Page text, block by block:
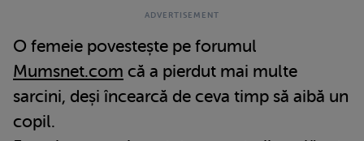
O femeie povestește pe forumul
Mumsnet.com că a pierdut mai multe
sarcini, deși încearcă de ceva timp să aibă un
copil.